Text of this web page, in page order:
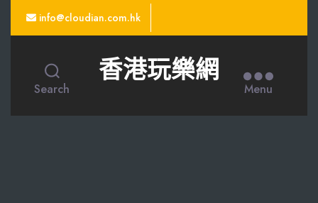
info@cloudian.com.hk
Search
香港玩樂網
Menu